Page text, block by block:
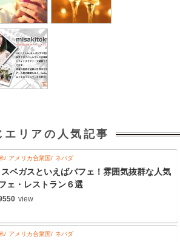
エリアの人気記事
アメリカ合衆国 ネバダ
スベガスといえばバフェ！雰囲気抜群な人気
ェ・レストラン６選
view
アメリカ合衆国 ネバダ